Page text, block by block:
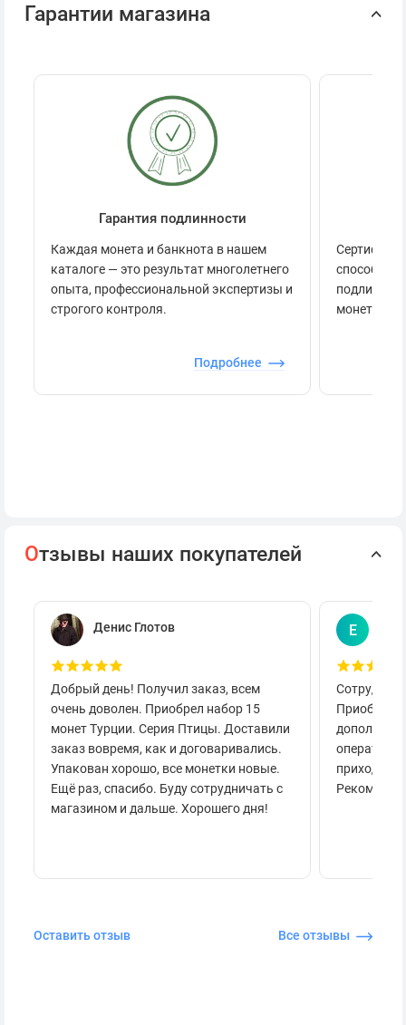
Гарантии магазина
Гарантия подлинности
Каждая монета и банкнота в нашем
каталоге — это результат многолетнего
опыта, профессиональной экспертизы и
строгого контроля.
Подробнее
способов
монеты.
Отзывы наших покупателей
Денис Глотов
Добрый день! Получил заказ, всем
очень доволен. Приобрел набор 15
монет Турции. Серия Птицы. Доставили
заказ вовремя, как и договаривались.
Упакован хорошо, все монетки новые.
Ещё раз, спасибо. Буду сотрудничать с
магазином и дальше. Хорошего дня!
Е
приходило
Оставить отзыв Все отзывы